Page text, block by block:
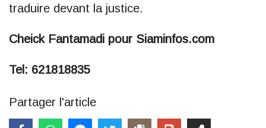
traduire devant la justice.
Cheick Fantamadi pour Siaminfos.com
Tel: 621818835
Partager l'article